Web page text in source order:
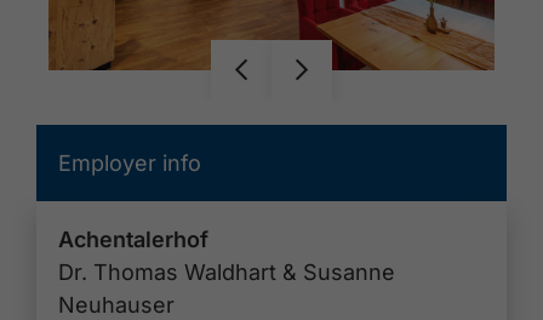
Employer info
Achentalerhof
Dr. Thomas Waldhart & Susanne
Neuhauser